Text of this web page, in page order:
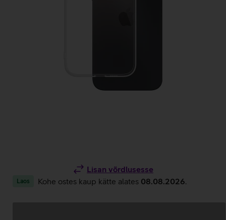
Lisan võrdlusesse
Laos Kohe ostes kaup kätte alates 08.08.2026